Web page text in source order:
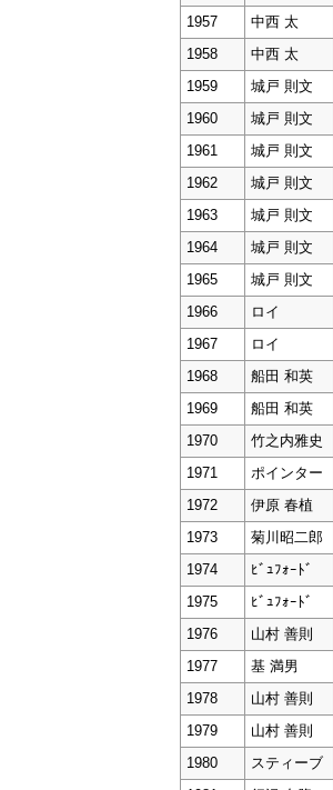
1957
中西 太
1958
中西 太
1959
城戸 則文
1960
城戸 則文
1961
城戸 則文
1962
城戸 則文
1963
城戸 則文
1964
城戸 則文
1965
城戸 則文
1966
ロイ
1967
ロイ
1968
船田 和英
1969
船田 和英
1970
竹之内雅史
1971
ポインター
1972
伊原 春植
1973
菊川昭二郎
1974
ﾋﾞｭﾌｫｰﾄﾞ
1975
ﾋﾞｭﾌｫｰﾄﾞ
1976
山村 善則
1977
基 満男
1978
山村 善則
1979
山村 善則
1980
スティーブ